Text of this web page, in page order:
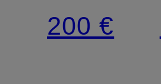
200 €